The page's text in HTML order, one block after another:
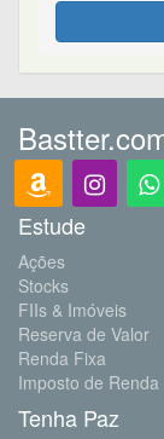
Estude
Ações
Stocks
FIIs & Imóveis
Reserva de Valor
Renda Fixa
Imposto de Renda
Tenha Paz